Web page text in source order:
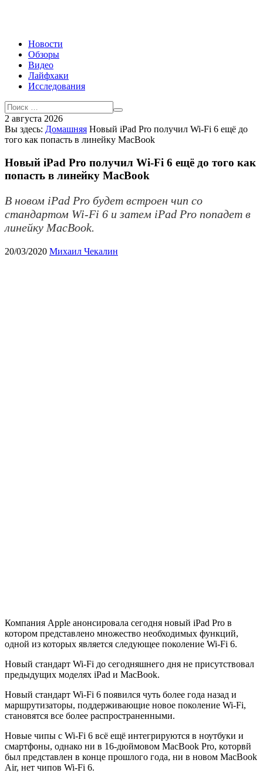
Новости
Обзоры
Видео
Лайфхаки
Исследования
2 августа 2026
Вы здесь: Домашняя Новый iPad Pro получил Wi-Fi 6 ещё до
того как попасть в линейку MacBook
Новый iPad Pro получил Wi-Fi 6 ещё до того как
попасть в линейку MacBook
В новом iPad Pro будет встроен чип со
стандартом Wi-Fi 6 и затем iPad Pro попадет в
линейку MacBook.
20/03/2020 Михаил Чекалин
Компания Apple анонсировала сегодня новый iPad Pro в
котором представлено множество необходимых функций,
одной из которых является следующее поколение Wi-Fi 6.
Новый стандарт Wi-Fi до сегодняшнего дня не присутствовал
предыдущих моделях iPad и MacBook.
Новый стандарт Wi-Fi 6 появился чуть более года назад и
маршрутизаторы, поддерживающие новое поколение Wi-Fi,
становятся все более распространенными.
Новые чипы с Wi-Fi 6 всё ещё интегрируются в ноутбуки и
смартфоны, однако ни в 16-дюймовом MacBook Pro, которвй
был представлен в конце прошлого года, ни в новом MacBook
Air, нет чипов Wi-Fi 6.